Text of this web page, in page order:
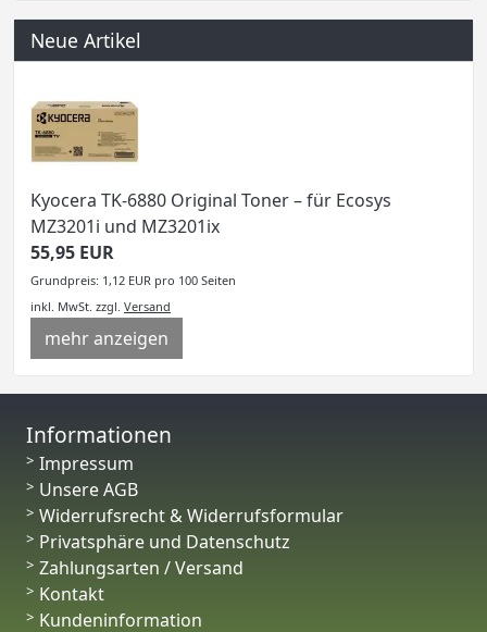
Neue Artikel
Kyocera TK-6880 Original Toner – für Ecosys
MZ3201i und MZ3201ix
55,95 EUR
Grundpreis: 1,12 EUR pro 100 Seiten
inkl. MwSt. zzgl. Versand
mehr anzeigen
Informationen
Impressum
Unsere AGB
Widerrufsrecht & Widerrufsformular
Privatsphäre und Datenschutz
Zahlungsarten / Versand
Kontakt
Kundeninformation